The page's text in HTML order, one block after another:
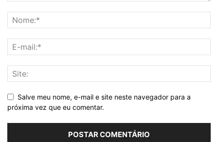
Salve meu nome, e-mail e site neste navegador para a
próxima vez que eu comentar.